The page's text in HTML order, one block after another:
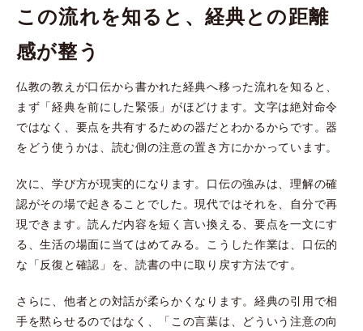
この流れを知ると、経典との距離
感が整う
仏教の教えが口伝から書かれた経典へ移った流れを知ると、
まず「経典を前にした緊張」がほどけます。文字は絶対命令
ではなく、要点を共有するための器だとわかるからです。器
をどう使うかは、読む側の注意の置き方にかかっています。
次に、学び方が現実的になります。口伝の強みは、理解の確
認がその場で起きることでした。現代ではそれを、自分で再
現できます。読んだ内容を短く言い換える、要点を一文にす
る、生活の場面に当てはめてみる。こうした作業は、口伝的
な「反復と確認」を、読書の中に取り戻す方法です。
さらに、他者との対話が柔らかくなります。経典の引用で相
手を黙らせるのではなく、「この言葉は、どういう注意の向